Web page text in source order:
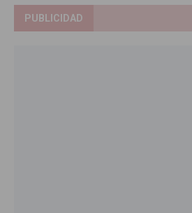
PUBLICIDAD